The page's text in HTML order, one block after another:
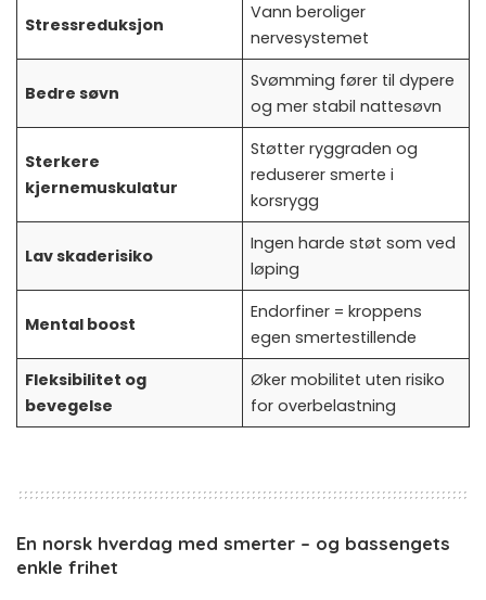
Stressreduksjon
Vann beroliger
nervesystemet
Bedre søvn
Svømming fører til dypere
og mer stabil nattesøvn
Sterkere
kjernemuskulatur
Støtter ryggraden og
reduserer smerte i
korsrygg
Lav skaderisiko
Ingen harde støt som ved
løping
Mental boost
Endorfiner = kroppens
egen smertestillende
Fleksibilitet og
bevegelse
Øker mobilitet uten risiko
for overbelastning
En norsk hverdag med smerter – og bassengets
enkle frihet